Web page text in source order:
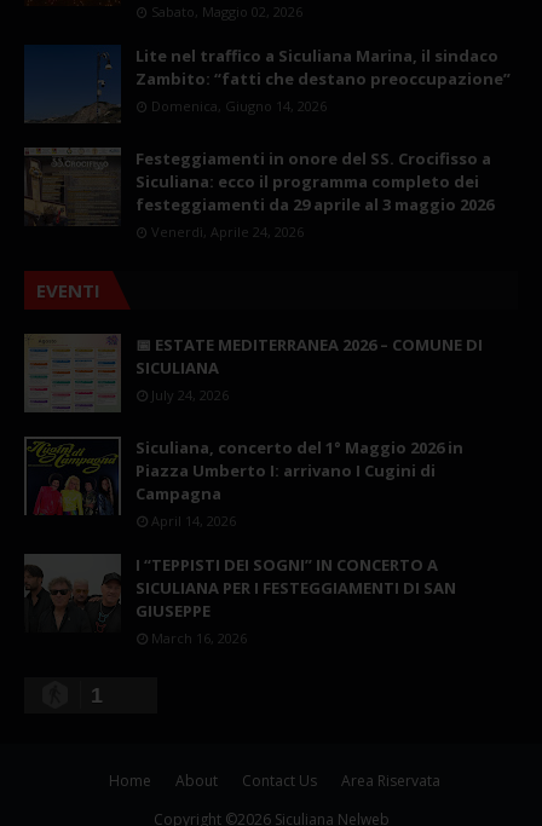
Sabato, Maggio 02, 2026
Lite nel traffico a Siculiana Marina, il sindaco
Zambito: “fatti che destano preoccupazione”
Domenica, Giugno 14, 2026
Festeggiamenti in onore del SS. Crocifisso a
Siculiana: ecco il programma completo dei
festeggiamenti da 29 aprile al 3 maggio 2026
Venerdì, Aprile 24, 2026
EVENTI
📅 ESTATE MEDITERRANEA 2026 – COMUNE DI
SICULIANA
July 24, 2026
Siculiana, concerto del 1° Maggio 2026 in
Piazza Umberto I: arrivano I Cugini di
Campagna
April 14, 2026
I “TEPPISTI DEI SOGNI” IN CONCERTO A
SICULIANA PER I FESTEGGIAMENTI DI SAN
GIUSEPPE
March 16, 2026
1
Home About Contact Us
Area Riservata
Copyright ©2026 Siculiana Nelweb